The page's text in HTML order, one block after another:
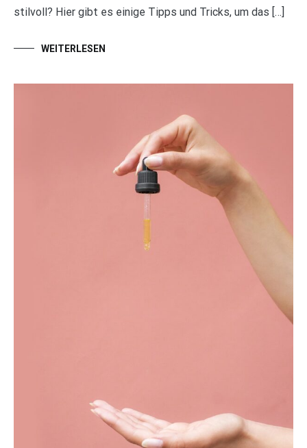
stilvoll? Hier gibt es einige Tipps und Tricks, um das […]
WEITERLESEN